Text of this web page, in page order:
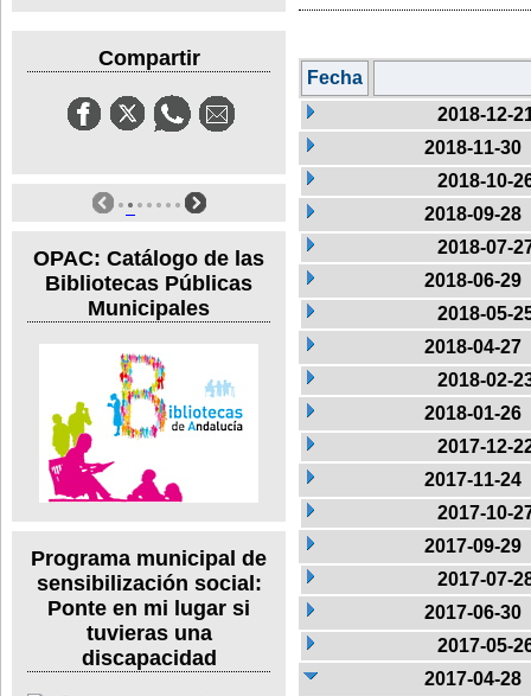
Compartir
OPAC: Catálogo de las
Bibliotecas Públicas
Municipales
Programa municipal de
sensibilización social:
Ponte en mi lugar si
tuvieras una
discapacidad
Fecha
2018-12-
2018-11-30
2018-10-
2018-09-28
2018-07-
2018-06-29
2018-05-
2018-04-27
2018-02-
2018-01-26
2017-12-
2017-11-24
2017-10-
2017-09-29
2017-07-
2017-06-30
2017-05-
2017-04-28